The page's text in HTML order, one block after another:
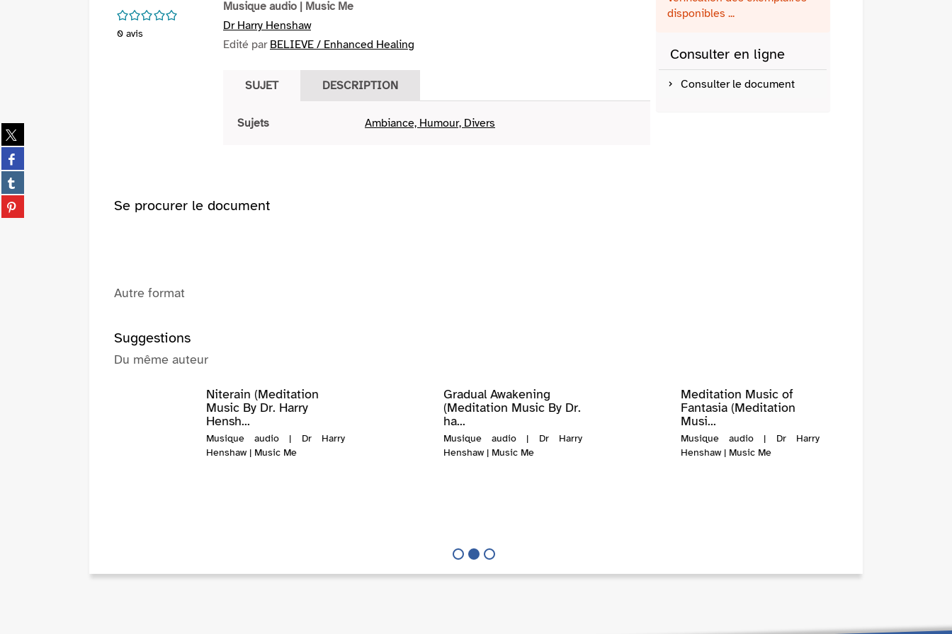
Partager
sur
twitter
(Nouvelle
fenêtre)
Partager
sur
facebook
(Nouvelle
fenêtre)
Partager
sur
tumblr
Partager
sur
/5
0 avis
Musique audio | Music Me
Dr Harry Henshaw
Edité par BELIEVE / Enhanced Healing
SUJET DESCRIPTION
Sujets Ambiance, Humour, Divers
disponibles ...
Consulter en ligne
Consulter le document
Se procurer le document
Autre format
Suggestions
Du même auteur
Gradual Awakening
(Meditation Music By Dr.
ha...
Musique audio | Dr Harry
Henshaw | Music Me
Meditation Music of
Fantasia (Meditation
Musi...
Musique audio | Dr Harry
Henshaw | Music Me
Niterain (Meditation
Music By Dr. Harry
Hensh...
Musique audio | Dr Harry
Henshaw | Music Me